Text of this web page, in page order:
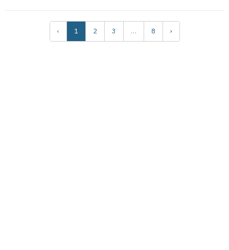
‹ 1 2 3 … 8 ›